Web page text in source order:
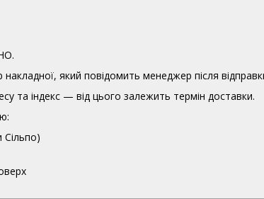
який повідомить менеджер після
та індекс — від цього залежить термін доставки.